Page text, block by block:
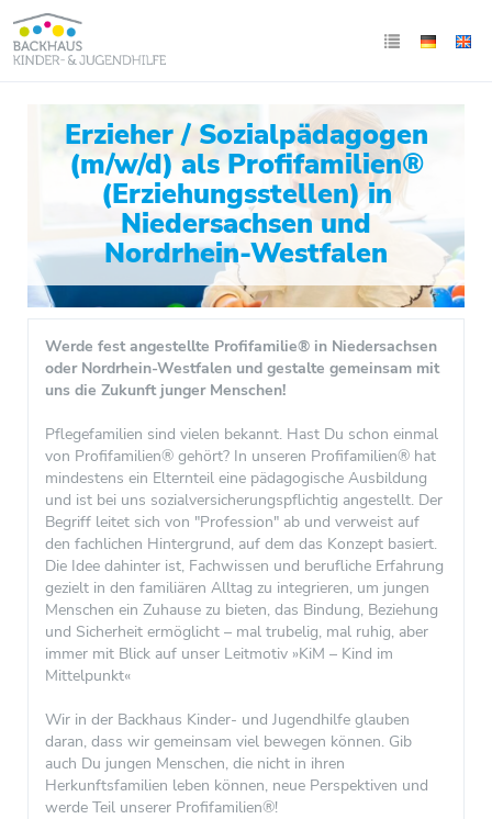
Erzieher / Sozialpädagogen
(m/w/d) als Profifamilien®
(Erziehungsstellen) in
Niedersachsen und
Nordrhein-Westfalen
Werde fest angestellte Profifamilie® in Niedersachsen
oder Nordrhein-Westfalen und gestalte gemeinsam mit
uns die Zukunft junger Menschen!
Pflegefamilien sind vielen bekannt. Hast Du schon einmal
von Profifamilien® gehört? In unseren Profifamilien® hat
mindestens ein Elternteil eine pädagogische Ausbildung
und ist bei uns sozialversicherungspflichtig angestellt. Der
Begriff leitet sich von "Profession" ab und verweist auf
den fachlichen Hintergrund, auf dem das Konzept basiert.
Die Idee dahinter ist, Fachwissen und berufliche Erfahrung
gezielt in den familiären Alltag zu integrieren, um jungen
Menschen ein Zuhause zu bieten, das Bindung, Beziehung
und Sicherheit ermöglicht – mal trubelig, mal ruhig, aber
immer mit Blick auf unser Leitmotiv »KiM – Kind im
Mittelpunkt«
Wir in der Backhaus Kinder- und Jugendhilfe glauben
daran, dass wir gemeinsam viel bewegen können. Gib
auch Du jungen Menschen, die nicht in ihren
Herkunftsfamilien leben können, neue Perspektiven und
werde Teil unserer Profifamilien®!